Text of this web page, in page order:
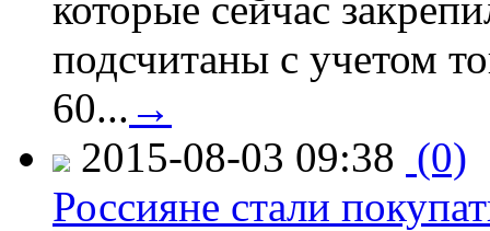
подсчитаны с учетом
60... →
2015-08-03 09:38 (0)
Россияне стали